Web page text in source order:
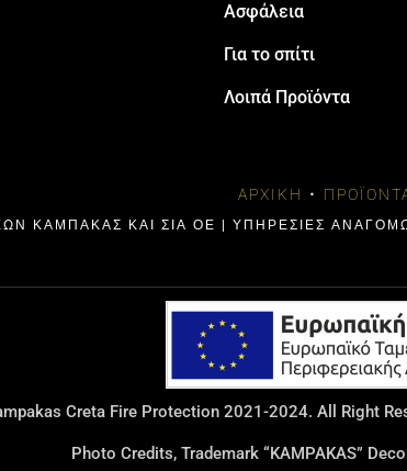
Ασφάλεια
Για το σπίτι
Λοιπά Προϊόντα
ΑΡΧΙΚΉ •
ΚΑΜΠΑΚΑΣ ΚΑΙ ΣΙΑ ΟΕ | ΥΠΗΡΕΣΙΕΣ
Creta Fire Protection 2021-2024. All Right
Photo Credits, Trademark “KAMPAKAS”